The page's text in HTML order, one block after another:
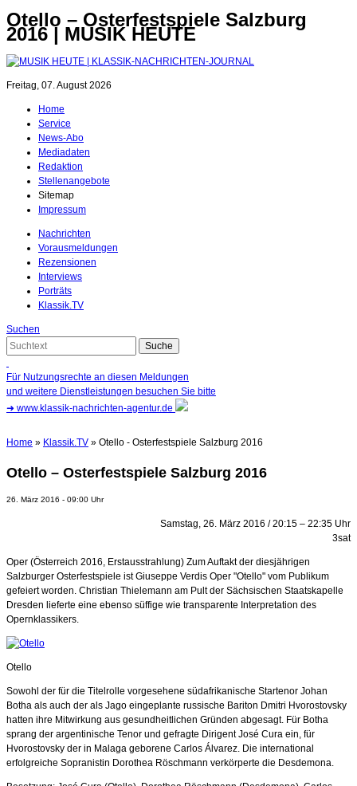
Otello – Osterfestspiele Salzburg
2016 | MUSIK HEUTE
Freitag, 07. August 2026
Home
Service
News-Abo
Mediadaten
Redaktion
Stellenangebote
Sitemap
Impressum
Nachrichten
Vorausmeldungen
Rezensionen
Interviews
Porträts
Klassik.TV
Suchen
Für Nutzungsrechte an diesen Meldungen
und weitere Dienstleistungen besuchen Sie bitte
➜ www.klassik-nachrichten-agentur.de
Home » Klassik.TV » Otello - Osterfestspiele Salzburg 2016
Otello – Osterfestspiele Salzburg 2016
26. März 2016 - 09:00 Uhr
Samstag, 26. März 2016 / 20:15 – 22:35 Uhr
3sat
Oper (Österreich 2016, Erstausstrahlung) Zum Auftakt der diesjährigen
Salzburger Osterfestspiele ist Giuseppe Verdis Oper "Otello" vom Publikum
gefeiert worden. Christian Thielemann am Pult der Sächsischen Staatskapelle
Dresden lieferte eine ebenso süffige wie transparente Interpretation des
Opernklassikers.
Otello
Sowohl der für die Titelrolle vorgesehene südafrikanische Startenor Johan
Botha als auch der als Jago eingeplante russische Bariton Dmitri Hvorostovsky
hatten ihre Mitwirkung aus gesundheitlichen Gründen abgesagt. Für Botha
sprang der argentinische Tenor und gefragte Dirigent José Cura ein, für
Hvorostovsky der in Malaga geborene Carlos Álvarez. Die international
erfolgreiche Sopranistin Dorothea Röschmann verkörperte die Desdemona.